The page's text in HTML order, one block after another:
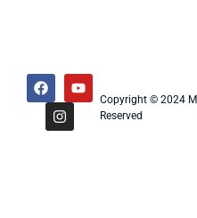
Copyright © 2024
Reserved